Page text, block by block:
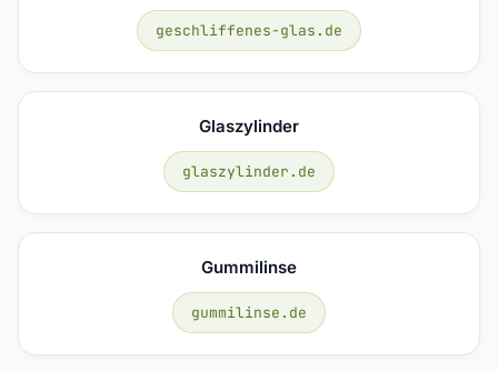
geschliffenes-glas.de
Glaszylinder
glaszylinder.de
Gummilinse
gummilinse.de